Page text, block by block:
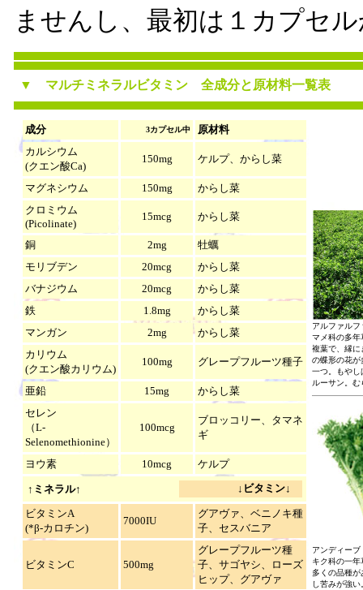
ませんし、最初は１カプセ
▼ マルチミネラルビタミン 全成分と原材料一覧表
成分 3カプセル中
原材料
カルシウム
(クエン酸Ca)
150mg ケルプ、からし菜
マグネシウム 150mg
からし菜
クロミウム
(Picolinate)
15mcg からし菜
銅 2mg
牡蠣
モリブデン
20mcg
からし菜
バナジウム
20mcg
からし菜
鉄
1.8mg
からし菜
マンガン
2mg
からし菜
カリウム
(クエン酸カリウム)
100mg グレープフルーツ種子
亜鉛 15mg
からし菜
セレン
（L-
Selenomethionine）
100mcg
ブロッコリー、タマネ
ギ
ヨウ素 10mcg ケルプ
↑ ミネラル↑ ↓ ビタミン↓
ビタミンA
(*β-カロチン)
7000IU
グアヴァ、ベニノキ種
子、セスバニア
ビタミンC 500mg
グレープフルーツ種
子、サゴヤシ、ローズ
ヒップ、グアヴァ
アルファルフ
マメ科の多年
複葉で、縁に
の蝶形の花が
一つ。もやし
ルーサン。
アンディーブ
キク科の一
多くの品種
し苦みが強